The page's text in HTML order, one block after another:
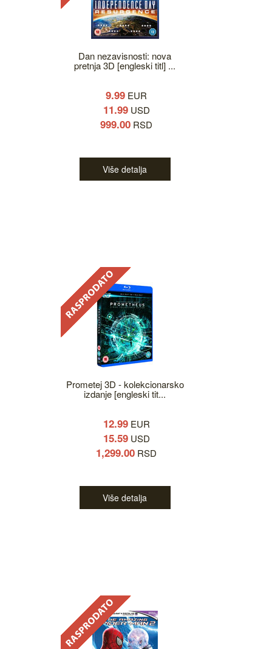
Dan nezavisnosti: nova
pretnja 3D [engleski titl] ...
9.99 EUR
11.99USD
999.00 RSD
Više detalja
Prometej 3D - kolekcionarsko
izdanje [engleski tit...
12.99EUR
15.59USD
1,299.00 RSD
Više detalja